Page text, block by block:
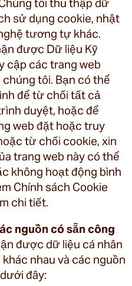
tôi thu thập dữ
sử dụng cookie, nhật
tương tự khác.
được Dữ liệu Kỹ
cập các trang web
tôi. Bạn có thể
để từ chối tất cả
duyệt, hoặc để
web đặt hoặc truy
từ chối cookie, xin
trang web này có thể
không hoạt động bình
Chính sách Cookie
chi tiết.
nguồn có sẵn công
được dữ liệu cá nhân
nhau và các nguồn
đây: